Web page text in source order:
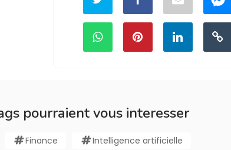
pourraient vous interesser
Finance Intelligence artificielle